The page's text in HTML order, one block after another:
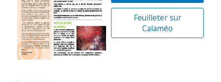
Feuilleter sur
Calaméo